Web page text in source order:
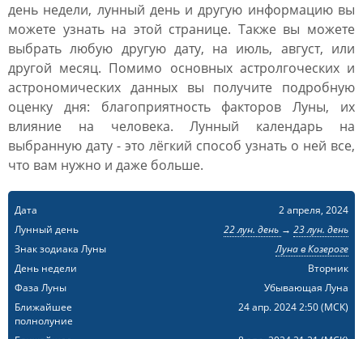
день недели, лунный день и другую информацию вы
можете узнать на этой странице. Также вы можете
выбрать любую другую дату, на июль, август, или
другой месяц. Помимо основных астролгоческих и
астрономических данных вы получите подробную
оценку дня: благоприятность факторов Луны, их
влияние на человека. Лунный календарь на
выбранную дату - это лёгкий способ узнать о ней все,
что вам нужно и даже больше.
Дата
2 апреля, 2024
Лунный день
22 лун. день → 23 лун. день
Знак зодиака Луны
Луна в Козероге
День недели
Вторник
Фаза Луны
Убывающая Луна
Ближайшее
полнолуние
24 апр. 2024 2:50(МСК)